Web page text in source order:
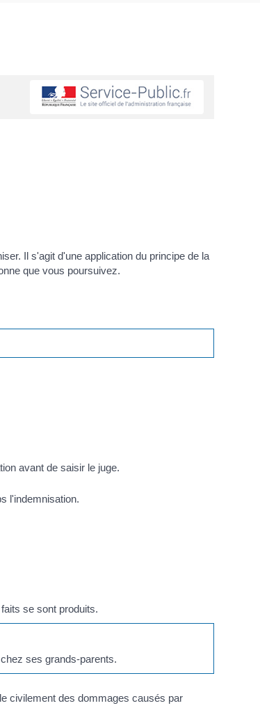
Il s'agit d'une application du principe de la
que vous poursuivez.
avant de saisir le juge.
l'indemnisation.
se sont produits.
ses grands-parents.
civilement des dommages causés par